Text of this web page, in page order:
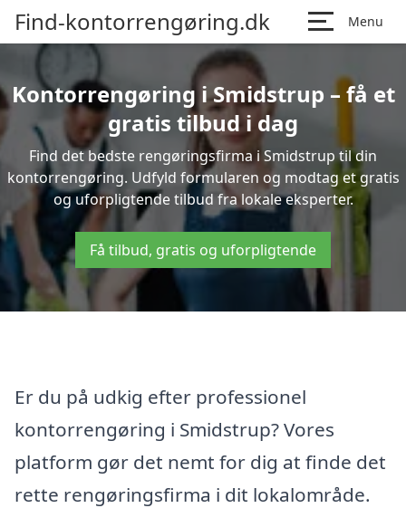
Find-kontorrengøring.dk Menu
Kontorrengøring i Smidstrup – få et
gratis tilbud i dag
Find det bedste rengøringsfirma i Smidstrup til din
kontorrengøring. Udfyld formularen og modtag et gratis
og uforpligtende tilbud fra lokale eksperter.
Få tilbud, gratis og uforpligtende
Er du på udkig efter professionel
kontorrengøring i Smidstrup? Vores
platform gør det nemt for dig at finde det
rette rengøringsfirma i dit lokalområde.